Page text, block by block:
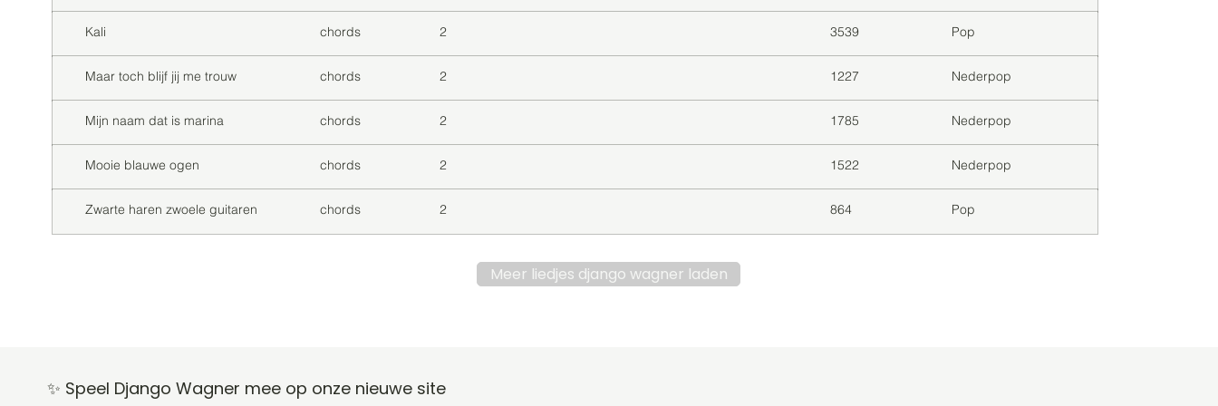
Kali chords 2 3539 Pop
Maar toch blijf jij me trouw chords 2 1227 Nederpop
Mijn naam dat is marina chords 2 1785 Nederpop
Mooie blauwe ogen chords 2 1522 Nederpop
Zwarte haren zwoele guitaren chords 2 864 Pop
Meer liedjes django wagner laden
✨ Speel Django Wagner mee op onze nieuwe site